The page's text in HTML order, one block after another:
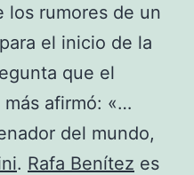
los rumores de un
el inicio de la
que el
afirmó: «…
del mundo,
. Rafa Benítez es